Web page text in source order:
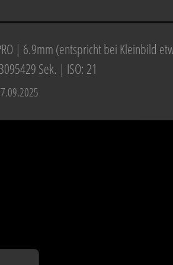
| 6.9mm (entspricht bei Kleinbild
Sek. | ISO: 21